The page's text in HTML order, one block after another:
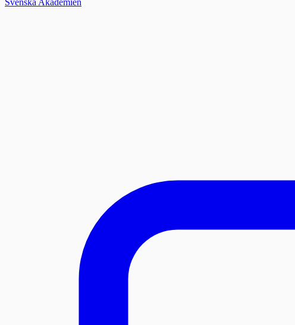
Svenska Akademien